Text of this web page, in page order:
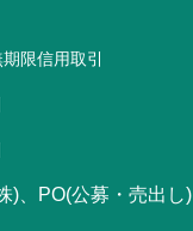
限信用取引
)、PO(公募・売出し)